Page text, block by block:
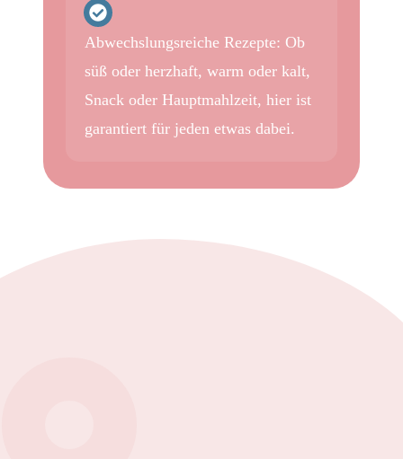
Abwechslungsreiche Rezepte: Ob
süß oder herzhaft, warm oder kalt,
Snack oder Hauptmahlzeit, hier ist
garantiert für jeden etwas dabei.